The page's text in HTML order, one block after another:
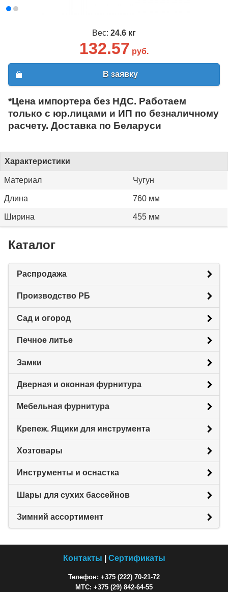
Вес: 24.6 кг
132.57 руб.
В заявку
*Цена импортера без НДС. Работаем
только с юр.лицами и ИП по безналичному
расчету. Доставка по Беларуси
Характеристики
Материал Чугун
Длина 760 мм
Ширина 455 мм
Каталог
Распродажа
Производство РБ
Сад и огород
Печное литье
Замки
Дверная и оконная фурнитура
Мебельная фурнитура
Крепеж. Ящики для инструмента
Хозтовары
Инструменты и оснастка
Шары для сухих бассейнов
Зимний ассортимент
Контакты Сертификаты
Телефон: +375 (222) 70-21-72
МТС: +375 (29) 842-64-55